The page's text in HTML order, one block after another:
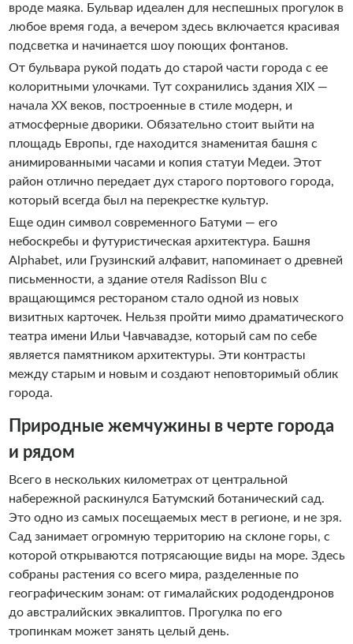
вроде маяка. Бульвар идеален для неспешных прогулок в
любое время года, а вечером здесь включается красивая
подсветка и начинается шоу поющих фонтанов.
От бульвара рукой подать до старой части города с ее
колоритными улочками. Тут сохранились здания XIX —
начала XX веков, построенные в стиле модерн, и
атмосферные дворики. Обязательно стоит выйти на
площадь Европы, где находится знаменитая башня с
анимированными часами и копия статуи Медеи. Этот
район отлично передает дух старого портового города,
который всегда был на перекрестке культур.
Еще один символ современного Батуми — его
небоскребы и футуристическая архитектура. Башня
Alphabet, или Грузинский алфавит, напоминает о древней
письменности, а здание отеля Radisson Blu с
вращающимся рестораном стало одной из новых
визитных карточек. Нельзя пройти мимо драматического
театра имени Ильи Чавчавадзе, который сам по себе
является памятником архитектуры. Эти контрасты
между старым и новым и создают неповторимый облик
города.
Природные жемчужины в черте города
и рядом
Всего в нескольких километрах от центральной
набережной раскинулся Батумский ботанический сад.
Это одно из самых посещаемых мест в регионе, и не зря.
Сад занимает огромную территорию на склоне горы, с
которой открываются потрясающие виды на море. Здесь
собраны растения со всего мира, разделенные по
географическим зонам: от гималайских рододендронов
до австралийских эвкалиптов. Прогулка по его
тропинкам может занять целый день.